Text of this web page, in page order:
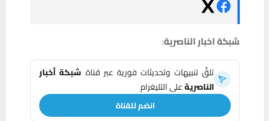
شبكة اخبار الناصرية:
تلقَّ تنبيهات وتحديثات فورية عبر قناة شبكة أخبار
الناصريةعلى التليغرام
انضم للقناة